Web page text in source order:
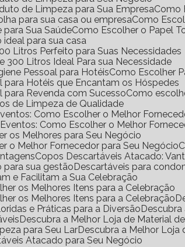
de Limpeza para Sua Empresa
para sua casa ou empresa
Como
para Sua Saúde
Como Escolher o Papel
ideal para sua casa
Litros Perfeito para Suas Necessidades
300 Litros Ideal Para sua Necessidade
Pessoal para Hotéis
Como Escolher
para Hotéis que Encantam os Hóspedes
para Revenda com Sucesso
Como
de Limpeza de Qualidade
Como Escolher o Melhor
Como Escolher o Melhor
os Melhores para Seu Negócio
o Melhor Fornecedor para Seu Negócio
Copos Descartáveis Atacado:
para sua gestão
Descartáveis para
e Facilitam a Sua Celebração
os Melhores Itens para a Celebração
os Melhores Itens para a Celebração
e Práticas para a Diversão
Descubra a Melhor Loja de Material
para Seu Lar
Descubra a Melhor
Atacado para Seu Negócio